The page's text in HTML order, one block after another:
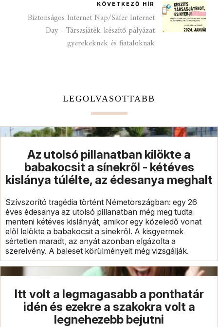
KÖVETKEZŐ HÍR
Biztonságos Internet Nap/Safer Internet
Day - Társasjáték-készítő pályázat
gyerekeknek és fiataloknak
LEGOLVASOTTABB
Az utolsó pillanatban kilökte a
babakocsit a sínekről - kétéves
kislánya túlélte, az édesanya meghalt
Szívszorító tragédia történt Németországban: egy 26
éves édesanya az utolsó pillanatban még meg tudta
menteni kétéves kislányát, amikor egy közeledő vonat
elől lelökte a babakocsit a sínekről. A kisgyermek
sértetlen maradt, az anyát azonban elgázolta a
szerelvény. A baleset körülményeit még vizsgálják.
Itt volt a legmagasabb a ponthatár
idén és ezekre a szakokra volt a
legnehezebb bejutni